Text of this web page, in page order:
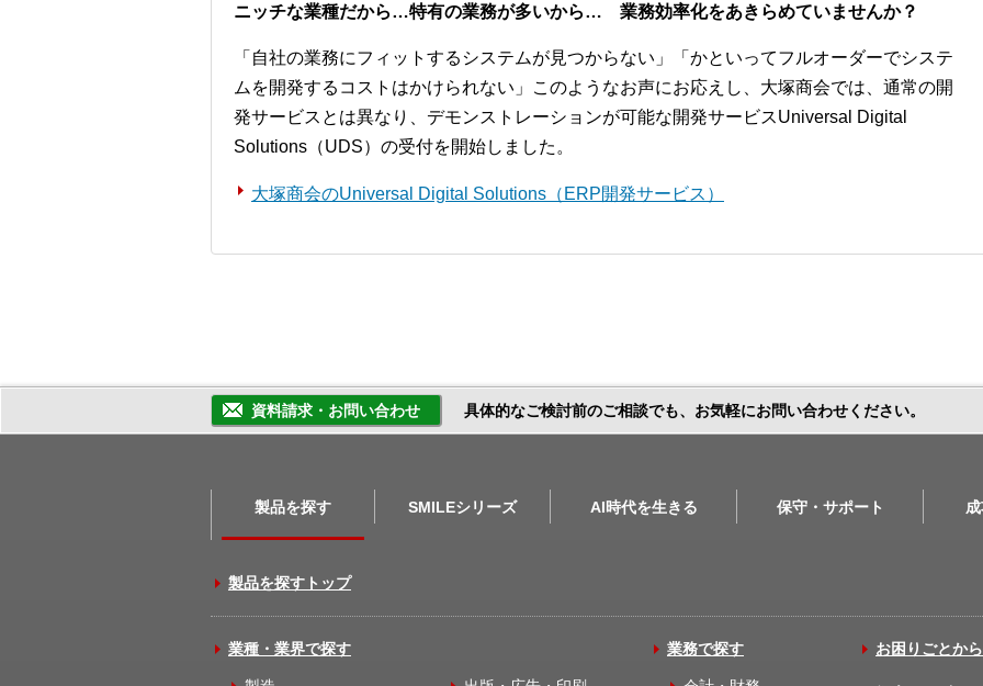
ニッチな業種だから…特有の業務が多いから… 業務効率化をあきらめていませんか？
「自社の業務にフィットするシステムが見つからない」「かといってフルオーダーでシステ
ムを開発するコストはかけられない」このようなお声にお応えし、大塚商会では、通常の開
発サービスとは異なり、デモンストレーションが可能な開発サービスUniversal Digital
Solutions（UDS）の受付を開始しました。
大塚商会のUniversal Digital Solutions（ERP開発サービス）
資料請求・お問い合わせ 具体的なご検討前のご相談でも、お気軽にお問い合わせください。
製品を探す SMILEシリーズ AI時代を生きる 保守・サポート
製品を探すトップ
業種・業界で探す 業務で探す お困りごとか